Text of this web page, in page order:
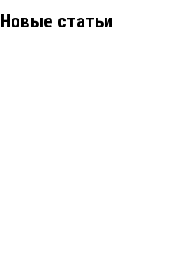
Новые статьи